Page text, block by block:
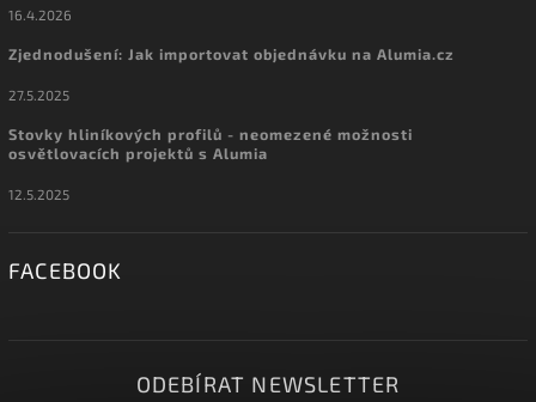
16.4.2026
Zjednodušení: Jak importovat objednávku na Alumia.cz
27.5.2025
Stovky hliníkových profilů - neomezené možnosti
osvětlovacích projektů s Alumia
12.5.2025
FACEBOOK
ODEBÍRAT NEWSLETTER